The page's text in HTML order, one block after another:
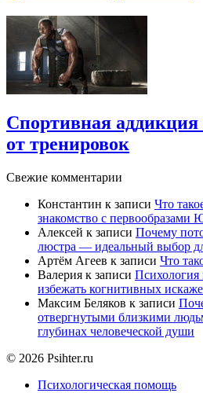
Спортивная аддикция
от тренировок
Свежие комментарии
Константин к записи Что
знакомство с первообразами
Алексей к записи Почему
люстра — идеальный выбор
Артём Агеев к записи Что
Валерия к записи Психология
избежать когнитивных
Максим Беляков к записи
отвергнутыми близкими
глубинах человеческой души
© 2026 Psihter.ru
Психологическая помощь